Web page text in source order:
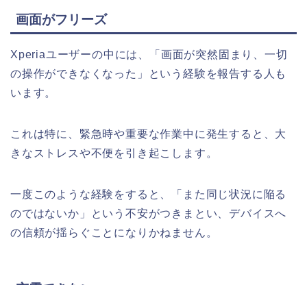
画面がフリーズ
Xperiaユーザーの中には、「画面が突然固まり、一切
の操作ができなくなった」という経験を報告する人も
います。
これは特に、緊急時や重要な作業中に発生すると、大
きなストレスや不便を引き起こします。
一度このような経験をすると、「また同じ状況に陥る
のではないか」という不安がつきまとい、デバイスへ
の信頼が揺らぐことになりかねません。